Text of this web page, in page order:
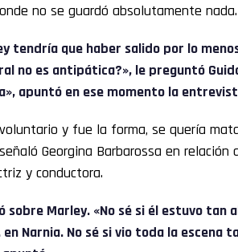
no se guardó absolutamente nada.
tendría que haber salido por lo
no es antipática?», le preguntó
apuntó en ese momento la
y fue la forma, se quería
Georgina Barbarossa en relación
y conductora.
sobre Marley. «No sé si él estuvo tan
Narnia. No sé si vio toda la escena